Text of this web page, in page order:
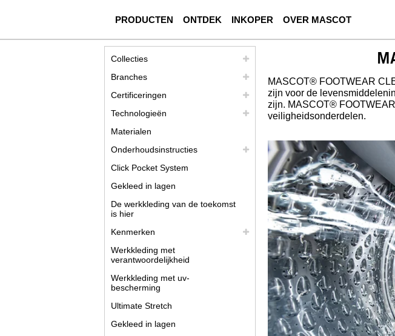
PRODUCTEN ONTDEK INKOPER OVER MASCOT
MASCOT® FOOTWEAR
zijn voor de
zijn. MASCOT®
veiligheidsonderdelen.
Collecties
Branches
Certificeringen
Technologieën
Materialen
Onderhoudsinstructies
Click Pocket System
Gekleed in lagen
De werkkleding van de toekomst
is hier
Kenmerken
Werkkleding met
verantwoordelijkheid
Werkkleding met uv-
bescherming
Ultimate Stretch
Gekleed in lagen